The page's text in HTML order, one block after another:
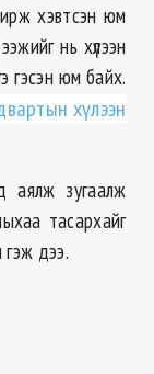
ирж хэвтсэн юм
нь хүлээн
гэсэн юм байх.
хүлээн
аялж зугаалж
тасархайг
гэж дээ.